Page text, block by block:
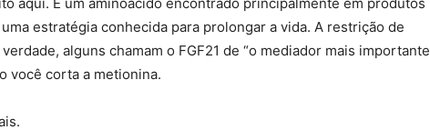
estratégia conhecida para prolongar a vida. A restrição de
alguns chamam o FGF21 de “o mediador mais importante
você corta a metionina.